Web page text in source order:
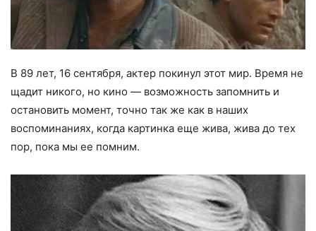
В 89 лет, 16 сентября, актер покинул этот мир. Время не
щадит никого, но кино — возможность запомнить и
остановить момент, точно так же как в наших
воспоминаниях, когда картинка еще жива, жива до тех
пор, пока мы ее помним.